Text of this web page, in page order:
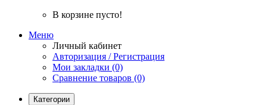
В корзине пусто!
Меню
Личный кабинет
Авторизация / Регистрация
Мои закладки (0)
Сравнение товаров (0)
Категории